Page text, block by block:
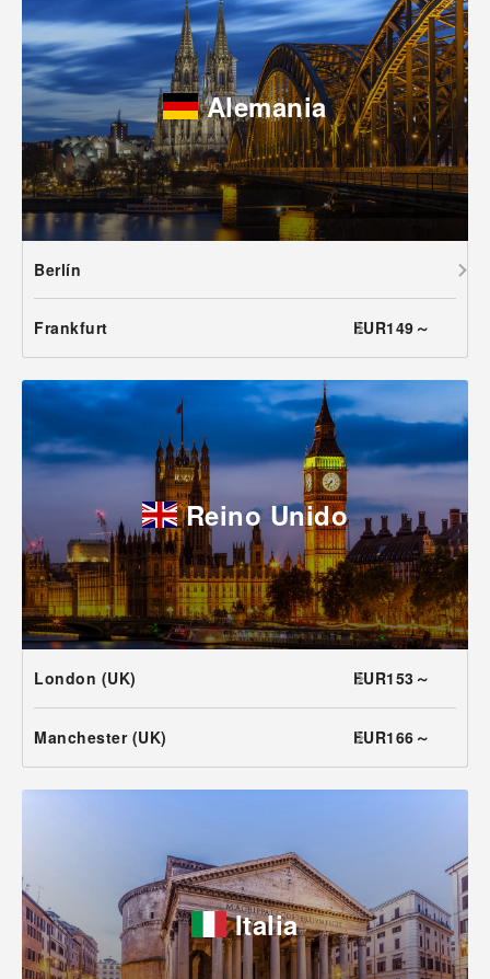
Alemania
Berlín
Frankfurt EUR149～
Reino Unido
London (UK) EUR153～
Manchester (UK) EUR166～
Italia